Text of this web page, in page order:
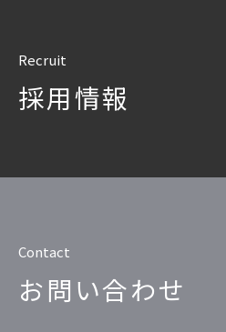
Recruit
採用情報
Contact
お問い合わせ